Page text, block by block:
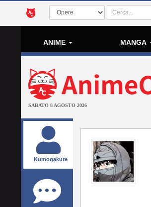
ANIME MANGA
SABATO 8 AGOSTO 2026
Kumogakure